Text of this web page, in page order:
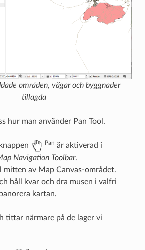
områden, vägar och byggnader
tillagda
hur man använder Pan Tool.
Pan är aktiverad i
Navigation Toolbar.
mitten av Map Canvas-området.
håll kvar och dra musen i valfri
kartan.
tittar närmare på de lager vi